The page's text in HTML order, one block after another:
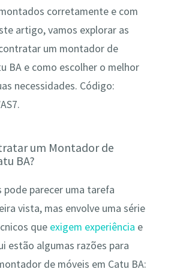
corretamente e com
artigo, vamos explorar as
um montador de
BA e como escolher o melhor
necessidades. Código:
um Montador de
BA?
pode parecer uma tarefa
vista, mas envolve uma série
que exigem experiência e
estão algumas razões para
de móveis em Catu BA: